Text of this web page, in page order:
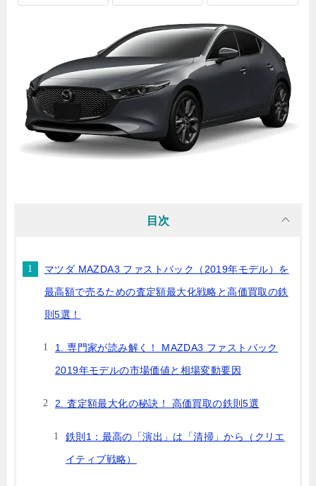
目次
マツダ MAZDA3 ファストバック（2019年モデル）を
最高額で売るための査定額最大化戦略と高価買取の鉄
則5選！
1. 専門家が読み解く！ MAZDA3 ファストバック
2019年モデルの市場価値と相場変動要因
2. 査定額最大化の秘訣！ 高価買取の鉄則5選
鉄則1：最高の「演出」は「清掃」から（クリエ
イティブ戦略）